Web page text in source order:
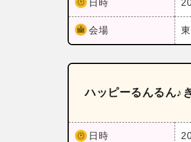
日時
会場
ハッピーるんるん♪
日時